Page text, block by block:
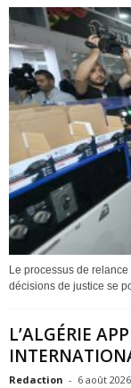
Le processus de
décisions de justice se
L’ALGÉRIE
Redaction - 6 août 2026